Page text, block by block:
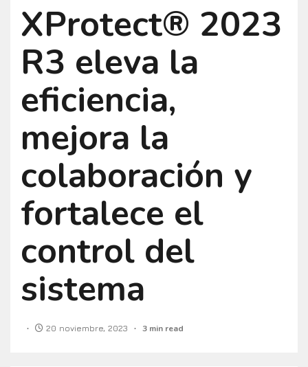
XProtect® 2023
R3 eleva la
eficiencia,
mejora la
colaboración y
fortalece el
control del
sistema
20 noviembre, 2023 3 min read